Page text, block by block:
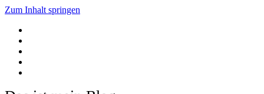
Zum Inhalt springen